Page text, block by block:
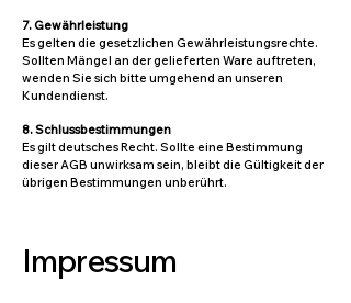
7. Gewährleistung
Es gelten die gesetzlichen Gewährleistungsrechte.
Sollten Mängel an der gelieferten Ware auftreten,
wenden Sie sich bitte umgehend an unseren
Kundendienst.
8. Schlussbestimmungen
Es gilt deutsches Recht. Sollte eine Bestimmung
dieser AGB unwirksam sein, bleibt die Gültigkeit der
übrigen Bestimmungen unberührt.
Impressum